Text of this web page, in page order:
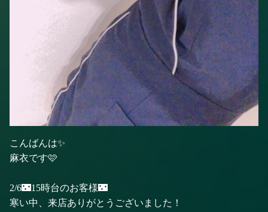
こんばんは✨
麻衣です🩷
2/6🌃15時台のお客様🌃
寒い中、来店ありがとうございました！